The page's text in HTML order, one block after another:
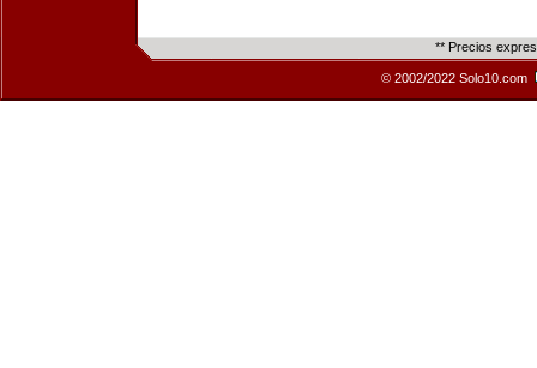
** Precios
© 2002/2022 Solo10.com